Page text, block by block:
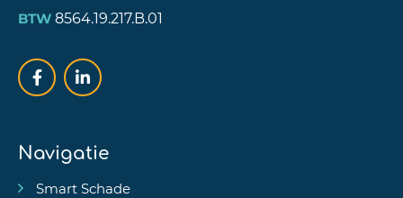
BTW 8564.19.217.B.01
Navigatie
Smart Schade